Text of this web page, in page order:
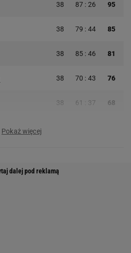
38 87 : 26 95
38 79 : 44 85
38 85 : 46 81
38 70 : 43 76
38 61 : 37 68
Pokaż więcej